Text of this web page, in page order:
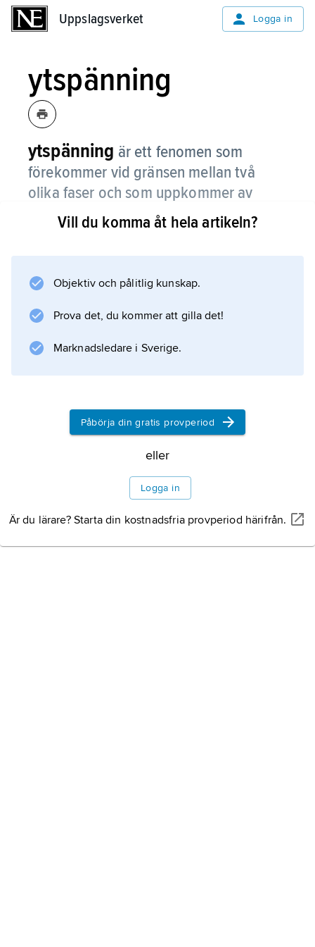
Uppslagsverket Logga in
ytspänning
ytspänning är ett fenomen som
förekommer vid gränsen mellan två
olika faser och som uppkommer av
kraften som verkar mellan molekylerna.
mellan vattenmolekylerna större än i vätskans
men den är särskilt stor hos vatten.
Vill du komma åt hela artikeln?
Objektiv och pålitlig kunskap.
Prova det, du kommer att gilla det!
Marknadsledare i Sverige.
Påbörja din gratis provperiod
eller
Logga in
Är du lärare? Starta din kostnadsfria provperiod härifrån.